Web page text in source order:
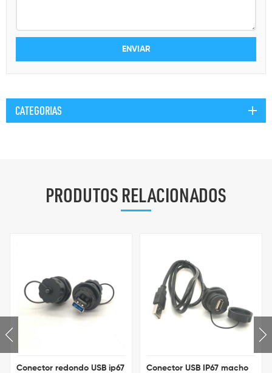
CATEGORIAS
PRODUTOS RELACIONADOS
Conector redondo USB ip67
Conector USB IP67 macho